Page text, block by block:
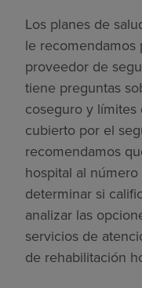
Los planes de
le recomendamos
proveedor de
tiene preguntas
coseguro y límites
cubierto por el
recomendamos
hospital al
determinar si
analizar las
servicios de
de rehabilitación